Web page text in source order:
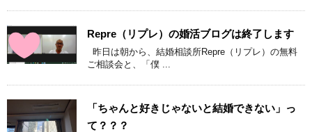
Repre（リプレ）の婚活ブログは終了します
昨日は朝から、結婚相談所Repre（リプレ）の無料
ご相談会と、「僕 ...
「ちゃんと好きじゃないと結婚できない」っ
て？？？